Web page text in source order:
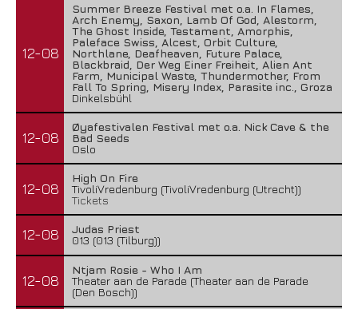
12-08
Summer Breeze Festival met o.a. In Flames,
Arch Enemy, Saxon, Lamb Of God, Alestorm,
The Ghost Inside, Testament, Amorphis,
Paleface Swiss, Alcest, Orbit Culture,
Northlane, Deafheaven, Future Palace,
Blackbraid, Der Weg Einer Freiheit, Alien Ant
Farm, Municipal Waste, Thundermother, From
Fall To Spring, Misery Index, Parasite inc., Groza
Dinkelsbühl
12-08
Øyafestivalen Festival met o.a. Nick Cave & the
Bad Seeds
Oslo
12-08
High On Fire
TivoliVredenburg (TivoliVredenburg (Utrecht))
Tickets
12-08
Judas Priest
013 (013 (Tilburg))
12-08
Ntjam Rosie - Who I Am
Theater aan de Parade (Theater aan de Parade
(Den Bosch))